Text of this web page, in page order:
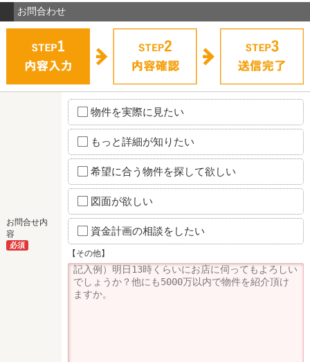
お問合わせ
お問合せ内
容
必須
物件を実際に見たい
もっと詳細が知りたい
希望に合う物件を探して欲しい
図面が欲しい
資金計画の相談をしたい
【その他】